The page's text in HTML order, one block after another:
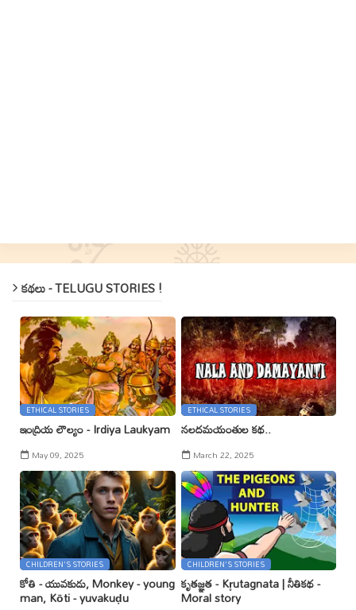
కథలు - TELUGU STORIES !
ETHICAL STORIES
ఇంద్రియ లౌల్యం - Irdiya Laukyam
May 09, 2025
ETHICAL STORIES
నలదమయంతుల కథ..
March 22, 2025
CHILDREN'S STORIES
కోతి - యువకుడు, Monkey - young
man, Kōti - yuvakuḍu
CHILDREN'S STORIES
కృతజ్ఞత - Kr̥utagnata | నీతికథ -
Moral story